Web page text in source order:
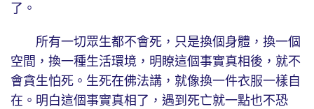
了。
所有一切眾生都不會死，只是換個身體，換一個
空間，換一種生活環境，明瞭這個事實真相後，就不
會貪生怕死。生死在佛法講，就像換一件衣服一樣自
在。明白這個事實真相了，遇到死亡就一點也不恐